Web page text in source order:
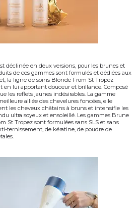
déclinée en deux versions, pour les brunes et
de ces gammes sont formulés et dédiées aux
la ligne de soins Blonde From St Tropez
en lui apportant douceur et brillance. Composé
les reflets jaunes indésirables. La gamme
alliée des chevelures foncées, elle
les cheveux châtains à bruns et intensifie les
ultra soyeux et ensoleillé. Les gammes Brune
St Tropez sont formulées sans SLS et sans
ternissement, de kératine, de poudre de